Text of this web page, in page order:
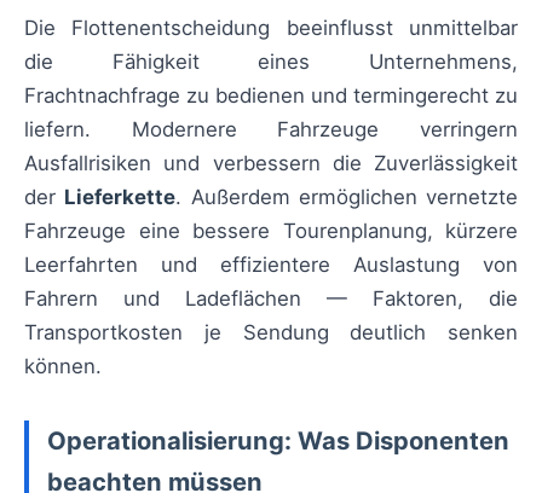
Die Flottenentscheidung beeinflusst unmittelbar
die Fähigkeit eines Unternehmens,
Frachtnachfrage zu bedienen und termingerecht zu
liefern. Modernere Fahrzeuge verringern
Ausfallrisiken und verbessern die Zuverlässigkeit
der Lieferkette. Außerdem ermöglichen vernetzte
Fahrzeuge eine bessere Tourenplanung, kürzere
Leerfahrten und effizientere Auslastung von
Fahrern und Ladeflächen — Faktoren, die
Transportkosten je Sendung deutlich senken
können.
Operationalisierung: Was Disponenten
beachten müssen